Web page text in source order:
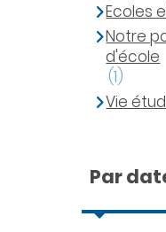
Ecoles
Notre
d'école
(1)
Vie
Par